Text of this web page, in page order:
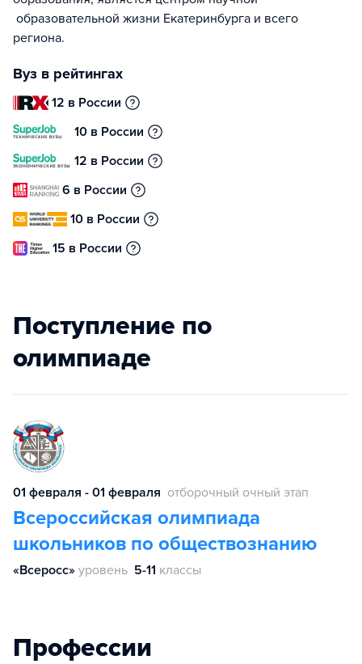
образовательной жизни Екатеринбурга и всего
региона.
Вуз в рейтингах
12 в России
10 в России
12 в России
6 в России
10 в России
15 в России
Поступление по
олимпиаде
01 февраля - 01 февраля отборочный очный этап
Всероссийская олимпиада
школьников по обществознанию
«Всеросс» уровень 5-11 классы
Профессии